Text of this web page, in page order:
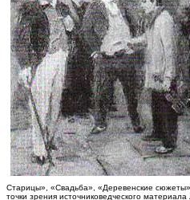
Старицы», «Свадьба», «Деревенские
точки зрения источниковедческого